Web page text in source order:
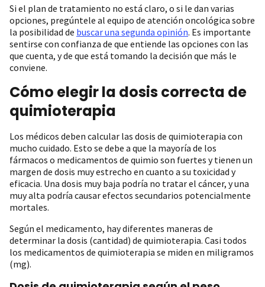
Si el plan de tratamiento no está claro, o si le dan varias
opciones, pregúntele al equipo de atención oncológica sobre
la posibilidad de buscar una segunda opinión. Es importante
sentirse con confianza de que entiende las opciones con las
que cuenta, y de que está tomando la decisión que más le
conviene.
Cómo elegir la dosis correcta de
quimioterapia
Los médicos deben calcular las dosis de quimioterapia con
mucho cuidado. Esto se debe a que la mayoría de los
fármacos o medicamentos de quimio son fuertes y tienen un
margen de dosis muy estrecho en cuanto a su toxicidad y
eficacia. Una dosis muy baja podría no tratar el cáncer, y una
muy alta podría causar efectos secundarios potencialmente
mortales.
Según el medicamento, hay diferentes maneras de
determinar la dosis (cantidad) de quimioterapia. Casi todos
los medicamentos de quimioterapia se miden en miligramos
(mg).